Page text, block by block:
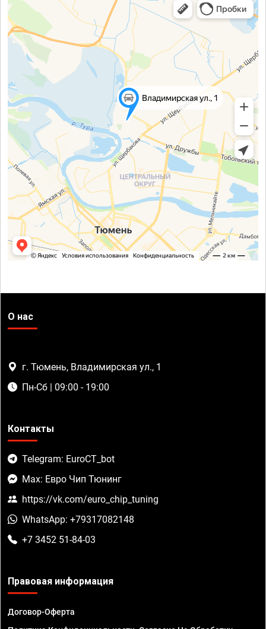
О нас
г. Тюмень, Владимирская ул., 1
Пн-Сб | 09:00 - 19:00
Контакты
Telegram: EuroCT_bot
Max: Евро Чип Тюнинг
https://vk.com/euro_chip_tuning
WhatsApp: +79317082148
+7 3452 51-84-03
Правовая информация
Договор-Оферта